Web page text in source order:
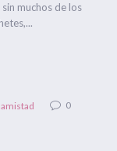
muchos de los
amistad 0